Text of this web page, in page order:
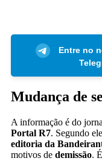
Entre no
Mudança de
A informação é do
Portal R7. Segundo
editoria da
motivos de demissão.